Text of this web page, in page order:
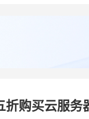
折购买云服